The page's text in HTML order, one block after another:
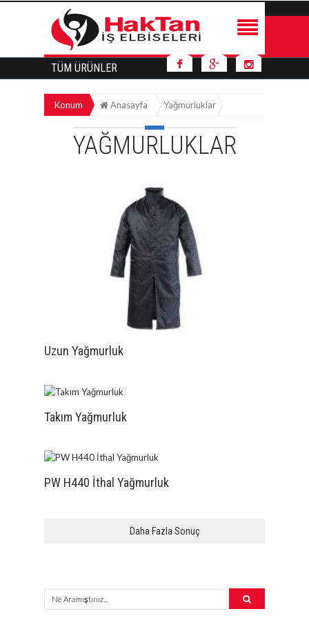
TÜM ÜRÜNLER
Konum Anasayfa Yağmurluklar
YAĞMURLUKLAR
Uzun Yağmurluk
Takım Yağmurluk
PW H440 İthal Yağmurluk
Daha Fazla Sonuç